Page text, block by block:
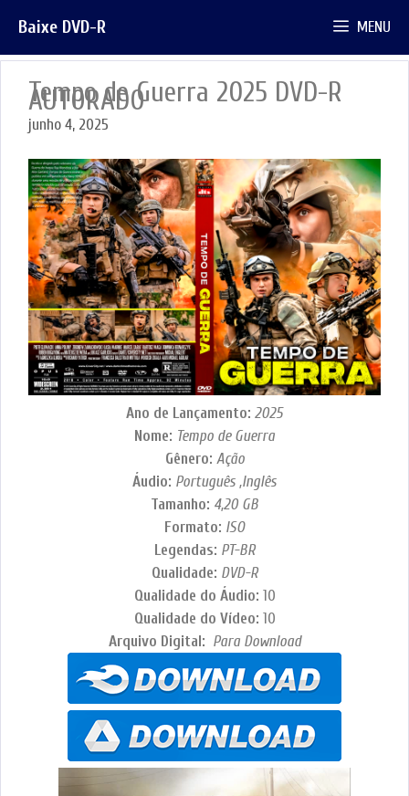
para
o
conteúdo
Baixe DVD-R MENU
Tempo de Guerra 2025 DVD-R
AUTORADO
junho 4, 2025
Ano de Lançamento: 2025
Nome: Tempo de Guerra
Gênero: Ação
Áudio: Português ,Inglês
Tamanho: 4,20 GB
Formato: ISO
Legendas: PT-BR
Qualidade: DVD-R
Qualidade do Áudio: 10
Qualidade do Vídeo: 10
Arquivo Digital: Para Download